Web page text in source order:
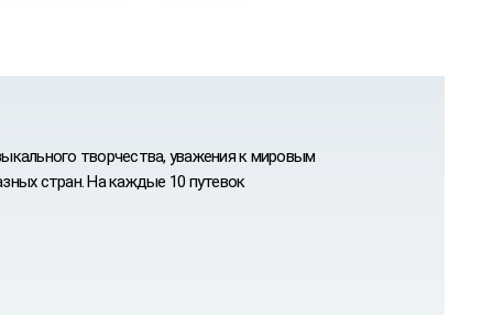
творчества, уважения к мировым
стран. На каждые 10 путевок